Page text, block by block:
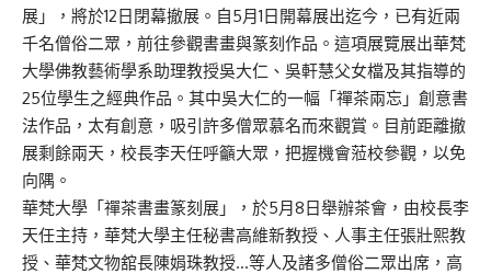
展」，將於12日閉幕撤展。自5月1日開幕展出迄今，已有近兩
千名僧俗二眾，前往參觀書畫與篆刻作品。這項展覽展出華梵
大學佛教藝術學系助理教授吳大仁、吳軒慧父女檔及其指導的
25位學生之經典作品。其中吳大仁的一幅「禪茶兩忘」創意書
法作品，太有創意，吸引許多僧眾慕名而來觀賞。目前距離撤
展剩餘兩天，校長李天任呼籲大眾，把握機會蒞校參觀，以免
向隅。
華梵大學「禪茶書畫篆刻展」，於5月8日舉辦茶會，由校長李
天任主持，華梵大學主任秘書高維新教授、人事主任張壯熙教
授、華梵文物舘長陳娟珠教授…等人及諸多僧俗二眾出席，高